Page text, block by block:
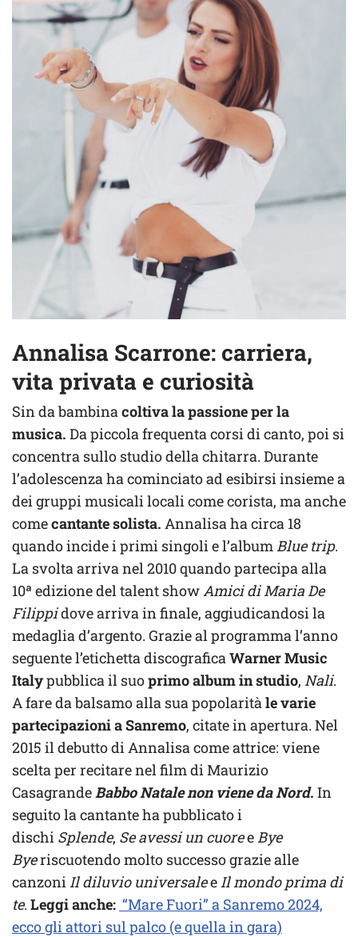
Annalisa Scarrone: carriera,
vita privata e curiosità
Sin da bambinacoltiva la passione per la
musica. Da piccola frequenta corsi di canto, poi si
concentra sullo studio della chitarra. Durante
l’adolescenza ha cominciato ad esibirsi insieme a
dei gruppi musicali locali come corista, ma anche
comecantante solista. Annalisa ha circa 18
quando incide i primi singoli e l’albumBlue trip.
La svolta arriva nel 2010 quando partecipa alla
10ª edizione del talent showAmici di Maria De
Filippidove arriva in finale, aggiudicandosi la
medaglia d’argento. Grazie al programma l’anno
seguente l’etichetta discograficaWarner Music
Italypubblica il suoprimo album in studio, Nali.
A fare da balsamo alla sua popolaritàle varie
partecipazioni a Sanremo, citate in apertura. Nel
2015 il debutto di Annalisa come attrice: viene
scelta per recitare nel film di Maurizio
CasagrandeBabbo Natale non viene da Nord. In
seguito la cantante ha pubblicato i
dischi Splende, Se avessi un cuoreeBye
Byeriscuotendo molto successo grazie alle
canzoniIl diluvio universaleeIl mondo prima di
te. Leggi anche: “Mare Fuori” a Sanremo 2024,
ecco gli attori sul palco (e quella in gara)